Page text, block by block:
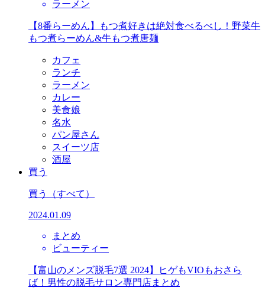
ラーメン
【8番らーめん】もつ煮好きは絶対食べるべし！野菜牛
もつ煮らーめん&牛もつ煮唐麺
カフェ
ランチ
ラーメン
カレー
美食娘
名水
パン屋さん
スイーツ店
酒屋
買う
買う （すべて）
2024.01.09
まとめ
ビューティー
【富山のメンズ脱毛7選 2024】ヒゲもVIOもおさら
ば！男性の脱毛サロン専門店まとめ